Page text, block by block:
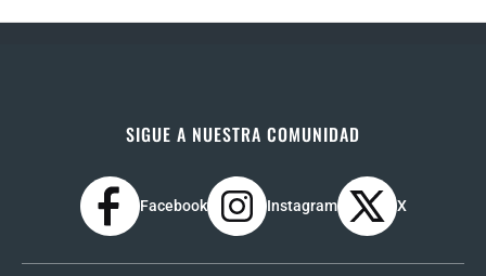
SIGUE A NUESTRA COMUNIDAD
Facebook Instagram X